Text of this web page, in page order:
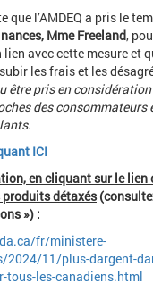
que l’AMDEQ a pris le
Mme Freeland,
lien avec cette mesure et
les frais et les
être pris en
des consommateurs
ICI
en cliquant sur le lien
détaxés
») :
fr/ministere-
11/plus-dargent-
tous-les-canadiens.html